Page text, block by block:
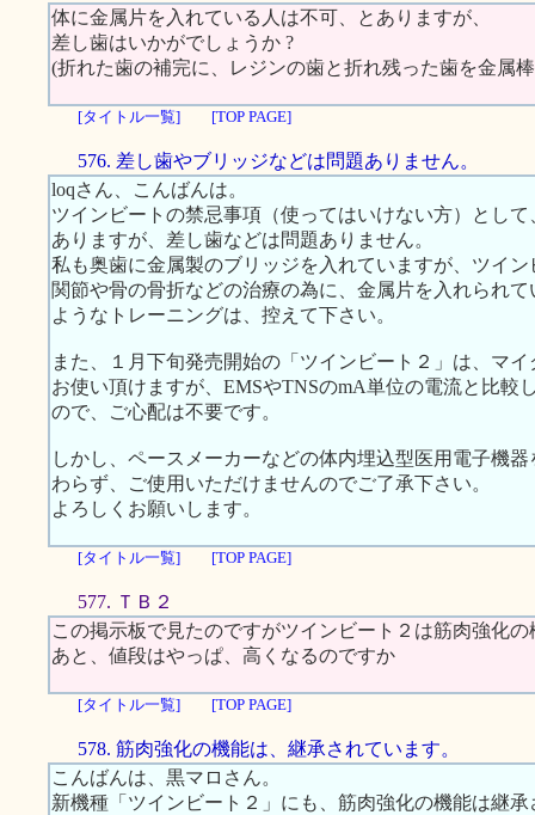
体に金属片を入れている人は不可、とありますが、
差し歯はいかがでしょうか ?
(折れた歯の補完に、レジンの歯と折れ残った歯を金属
[タイトル一覧] [TOP PAGE]
576. 差し歯やブリッジなどは問題ありません。
loqさん、こんばんは。
ツインビートの禁忌事項（使ってはいけない方）とし
ありますが、差し歯などは問題ありません。
私も奥歯に金属製のブリッジを入れていますが、ツイ
関節や骨の骨折などの治療の為に、金属片を入れられ
ようなトレーニングは、控えて下さい。
また、１月下旬発売開始の「ツインビート２」は、マ
お使い頂けますが、EMSやTNSのmA単位の電流と比較
ので、ご心配は不要です。
しかし、ペースメーカーなどの体内埋込型医用電子機
わらず、ご使用いただけませんのでご了承下さい。
よろしくお願いします。
[タイトル一覧] [TOP PAGE]
577. ＴＢ２
この掲示板で見たのですがツインビート２は筋肉強化
あと、値段はやっぱ、高くなるのですか
[タイトル一覧] [TOP PAGE]
578. 筋肉強化の機能は、継承されています。
こんばんは、黒マロさん。
新機種「ツインビート２」にも、筋肉強化の機能は継